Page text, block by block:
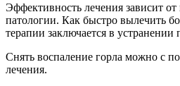
Эффективность лечения зависит
патологии. Как быстро вылечить
терапии заключается в
Снять воспаление горла можно с
лечения.